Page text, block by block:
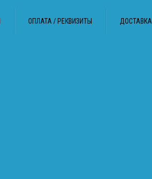
ОПЛАТА / РЕКВИЗИТЫ ДОСТАВКА